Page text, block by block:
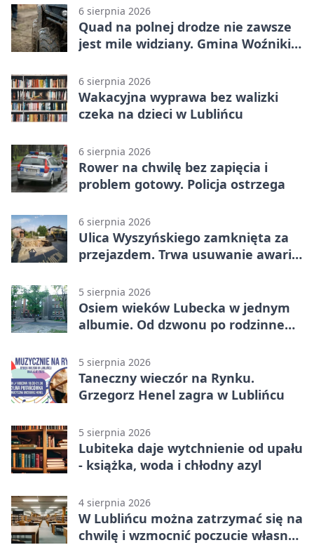
6 sierpnia 2026
Quad na polnej drodze nie zawsze
jest mile widziany. Gmina Woźniki
6 sierpnia 2026
Wakacyjna wyprawa bez walizki
czeka na dzieci w Lublińcu
6 sierpnia 2026
Rower na chwilę bez zapięcia i
problem gotowy. Policja ostrzega
6 sierpnia 2026
Ulica Wyszyńskiego zamknięta za
przejazdem. Trwa usuwanie awarii
5 sierpnia 2026
Osiem wieków Lubecka w jednym
albumie. Od dzwonu po rodzinne
5 sierpnia 2026
Taneczny wieczór na Rynku.
Grzegorz Henel zagra w Lublińcu
5 sierpnia 2026
Lubiteka daje wytchnienie od upału
- książka, woda i chłodny azyl
4 sierpnia 2026
W Lublińcu można zatrzymać się na
chwilę i wzmocnić poczucie własnej